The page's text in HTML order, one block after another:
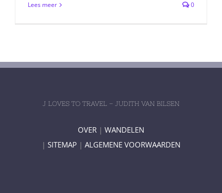
Lees meer 0
J LOVES TO TRAVEL – JUDITH VAN BILSEN
OVER | WANDELEN
| SITEMAP | ALGEMENE VOORWAARDEN